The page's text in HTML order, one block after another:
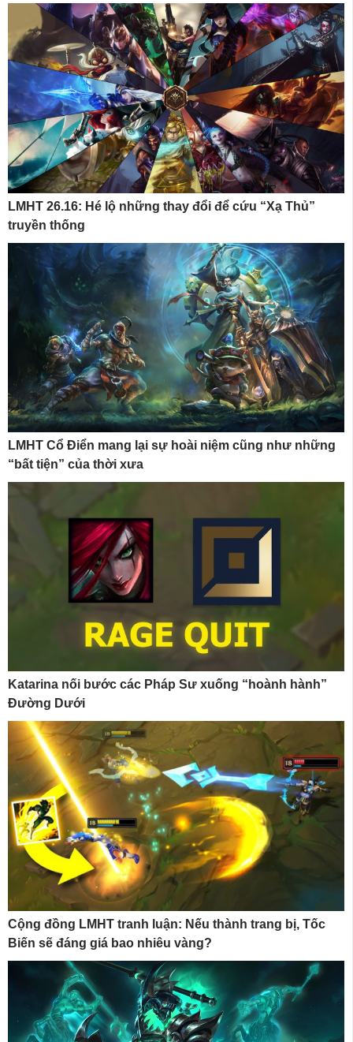
LMHT 26.16: Hé lộ những thay đổi để cứu “Xạ Thủ”
truyền thống
LMHT Cổ Điển mang lại sự hoài niệm cũng như những
“bất tiện” của thời xưa
Katarina nối bước các Pháp Sư xuống “hoành hành”
Đường Dưới
Cộng đồng LMHT tranh luận: Nếu thành trang bị, Tốc
Biến sẽ đáng giá bao nhiêu vàng?